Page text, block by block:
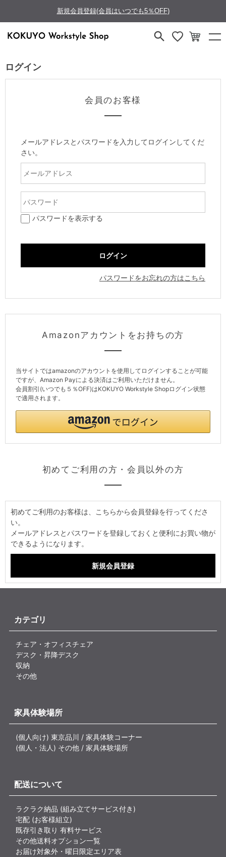
新規会員登録(会員はいつでも5％OFF)
ログイン
会員のお客様
メールアドレスとパスワードを入力してログインしてくだ
さい。
パスワードを表示する
パスワードをお忘れの方はこちら
Amazonアカウントをお持ちの方
初めてご利用の方・会員以外の方
初めてご利用のお客様は、こちらから会員登録を行ってくださ
い。
メールアドレスとパスワードを登録しておくと便利にお買い物が
できるようになります。
カテゴリ
チェア・オフィスチェア
デスク・昇降デスク
収納
その他
家具体験場所
(個人向け) 東京品川 / 家具体験コーナー
(個人・法人) その他 / 家具体験場所
配送について
ラクラク納品 (組み立てサービス付き)
宅配 (お客様組立)
既存引き取り 有料サービス
その他送料オプション一覧
お届け対象外・曜日限定エリア表